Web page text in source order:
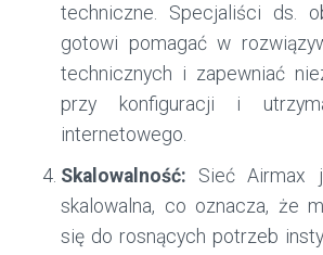
techniczne. Specjaliści ds.
gotowi pomagać w
technicznych i zapewniać
przy konfiguracji i
internetowego.
Skalowalność: Sieć Airmax
skalowalna, co oznacza, że
się do rosnących potrzeb